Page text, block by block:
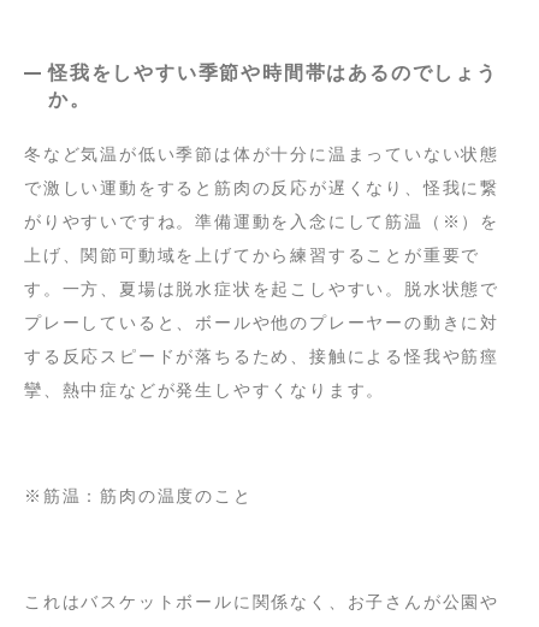
怪我をしやすい季節や時間帯はあるのでしょう
か。
冬など気温が低い季節は体が十分に温まっていない状態
で激しい運動をすると筋肉の反応が遅くなり、怪我に繋
がりやすいですね。準備運動を入念にして筋温（※）を
上げ、関節可動域を上げてから練習することが重要で
す。一方、夏場は脱水症状を起こしやすい。脱水状態で
プレーしていると、ボールや他のプレーヤーの動きに対
する反応スピードが落ちるため、接触による怪我や筋痙
攣、熱中症などが発生しやすくなります。
※筋温：筋肉の温度のこと
これはバスケットボールに関係なく、お子さんが公園や